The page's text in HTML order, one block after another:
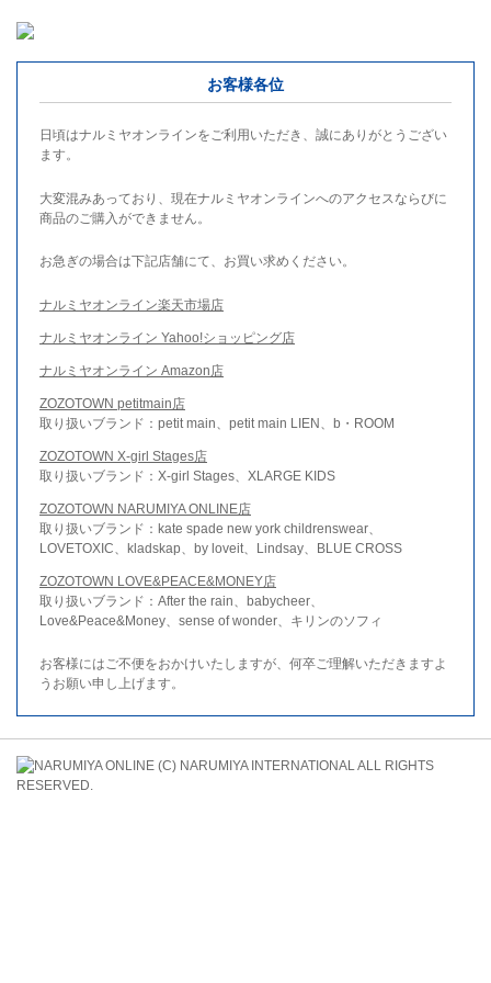
お客様各位
日頃はナルミヤオンラインをご利用いただき、誠にありがとうござい
ます。
大変混みあっており、現在ナルミヤオンラインへのアクセスならびに
商品のご購入ができません。
お急ぎの場合は下記店舗にて、お買い求めください。
ナルミヤオンライン楽天市場店
ナルミヤオンライン Yahoo!ショッピング店
ナルミヤオンライン Amazon店
ZOZOTOWN petitmain店
取り扱いブランド：petit main、petit main LIEN、b・ROOM
ZOZOTOWN X-girl Stages店
取り扱いブランド：X-girl Stages、XLARGE KIDS
ZOZOTOWN NARUMIYA ONLINE店
取り扱いブランド：kate spade new york childrenswear、
LOVETOXIC、kladskap、by loveit、Lindsay、BLUE CROSS
ZOZOTOWN LOVE&PEACE&MONEY店
取り扱いブランド：After the rain、babycheer、
Love&Peace&Money、sense of wonder、キリンのソフィ
お客様にはご不便をおかけいたしますが、何卒ご理解いただきますよ
うお願い申し上げます。